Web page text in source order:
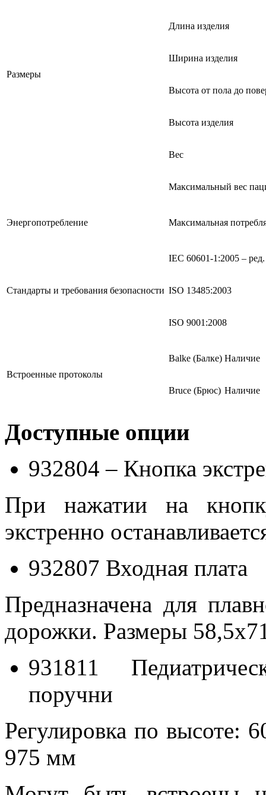
Размеры
Длина изделия
Ширина изделия
Высота от пола до
Высота изделия
Вес
Максимальный вес
Энергопотребление Максимальная
Стандарты и требования безопасности
IEC 60601-1:2005 –
ISO 13485:2003
ISO 9001:2008
Встроенные протоколы
Balke (Балке) Наличие
Bruce (Брюс) Наличие
Доступные опции
932804 – Кнопка
При нажатии на
экстренно
932807 Входная плата
Предназначена для
дорожки. Размеры
931811
поручни
Регулировка по
975 мм